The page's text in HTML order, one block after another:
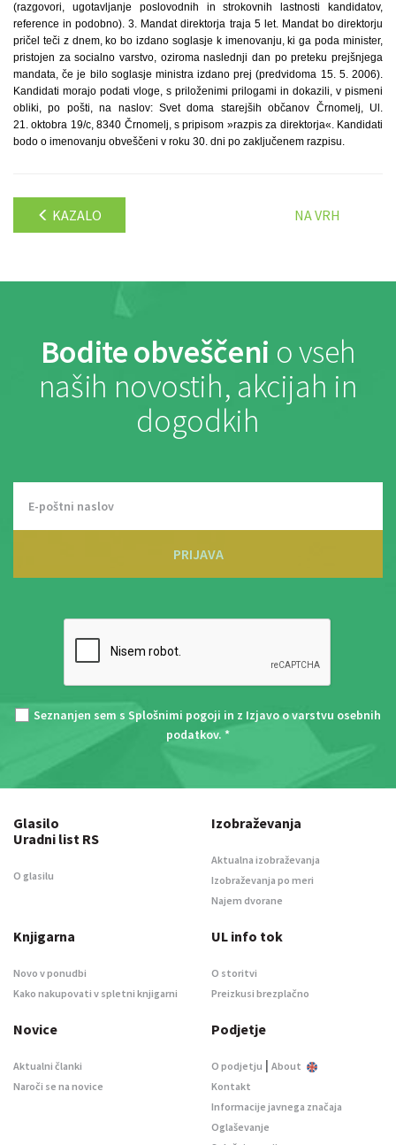
(razgovori, ugotavljanje poslovodnih in strokovnih lastnosti kandidatov,
reference in podobno). 3. Mandat direktorja traja 5 let. Mandat bo direktorju
pričel teči z dnem, ko bo izdano soglasje k imenovanju, ki ga poda minister,
pristojen za socialno varstvo, oziroma naslednji dan po preteku prejšnjega
mandata, če je bilo soglasje ministra izdano prej (predvidoma 15. 5. 2006).
Kandidati morajo podati vloge, s priloženimi prilogami in dokazili, v pismeni
obliki, po pošti, na naslov: Svet doma starejših občanov Črnomelj, Ul.
21. oktobra 19/c, 8340 Črnomelj, s pripisom »razpis za direktorja«. Kandidati
bodo o imenovanju obveščeni v roku 30. dni po zaključenem razpisu.
KAZALO NA VRH
Bodite obveščeni o vseh
naših novostih, akcijah in
dogodkih
PRIJAVA
Seznanjen sem s Splošnimi pogoji in z Izjavo o varstvu osebnih
podatkov. *
Glasilo
Uradni list RS
O glasilu
Izobraževanja
Aktualna izobraževanja
Izobraževanja po meri
Najem dvorane
Knjigarna
Novo v ponudbi
Kako nakupovati v spletni knjigarni
UL info tok
O storitvi
Preizkusi brezplačno
Novice
Aktualni članki
Naroči se na novice
Podjetje
O podjetju | About
Kontakt
Informacije javnega značaja
Oglaševanje